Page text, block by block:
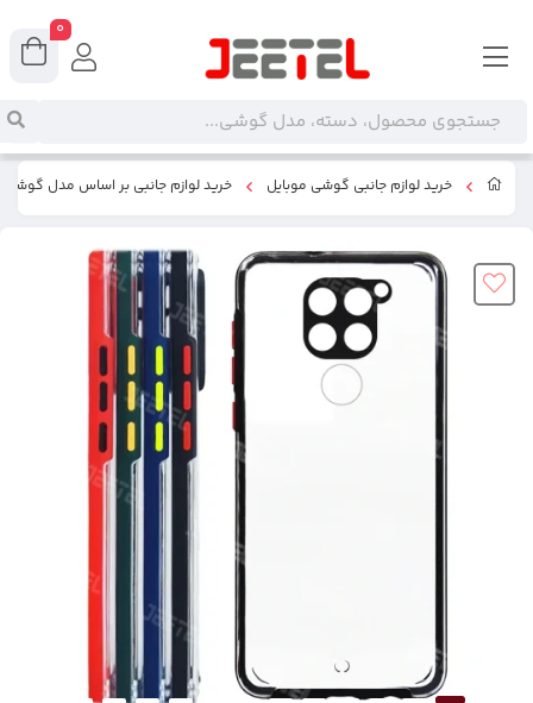
خرید لوازم جانبی گوشی موبایل خرید لوازم جانبی بر اساس مدل گوشی
0